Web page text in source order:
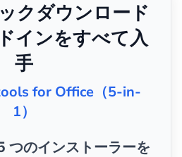
クダウンロード
インをすべて入
手
for Office（5-in-
1）
つのインストーラーを